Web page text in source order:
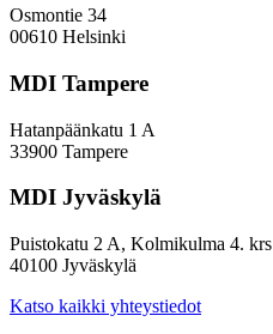
Osmontie 34
00610 Helsinki
MDI Tampere
Hatanpäänkatu 1 A
33900 Tampere
MDI Jyväskylä
Puistokatu 2 A, Kolmikulma 4. krs
40100 Jyväskylä
Katso kaikki yhteystiedot